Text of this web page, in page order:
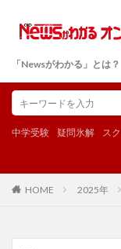
「Newsがわかる」とは？
中学受験 疑問氷解 ス
HOME 2025年